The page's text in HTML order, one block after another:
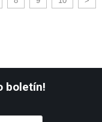
boletín!